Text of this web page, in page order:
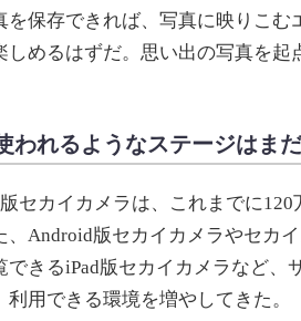
保存できれば、写真に映りこむ
めるはずだ。思い出の写真を起
われるようなステージはまだ
セカイカメラは、これまでに120
、Android版セカイカメラやセカ
きるiPad版セカイカメラなど、
用できる環境を増やしてきた。